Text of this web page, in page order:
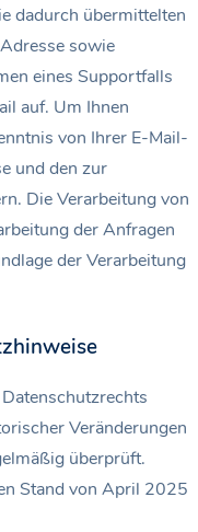
dadurch übermittelten
sowie
eines Supportfalls
auf. Um Ihnen
von Ihrer E-Mail-
und den zur
Die Verarbeitung von
der Anfragen
der Verarbeitung
Veränderungen
überprüft.
Stand von April 2025